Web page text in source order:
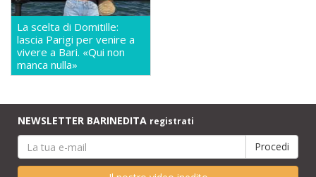
La scelta di Domitille:
lascia Parigi per venire a
vivere a Bari. «Qui non
manca nulla»
NEWSLETTER BARINEDITA registrati